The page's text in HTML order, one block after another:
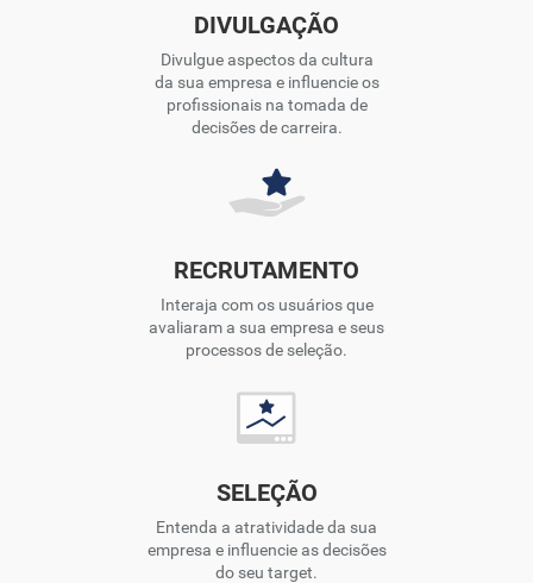
DIVULGAÇÃO
Divulgue aspectos da cultura
da sua empresa e influencie os
profissionais na tomada de
decisões de carreira.
RECRUTAMENTO
Interaja com os usuários que
avaliaram a sua empresa e seus
processos de seleção.
SELEÇÃO
Entenda a atratividade da sua
empresa e influencie as decisões
do seu target.